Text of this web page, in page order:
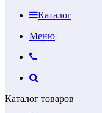
Каталог
Меню
Каталог товаров